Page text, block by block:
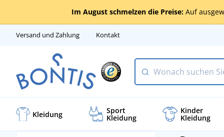
Im August schmelzen die Preise: Auf
Versand und Zahlung Kontakt
Kleidung Sport
Kleidung
Kinder
Kleidung